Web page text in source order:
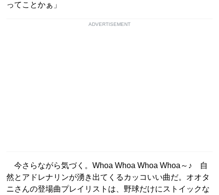
ってことかぁ」
ADVERTISEMENT
今さらながら気づく。Whoa Whoa Whoa Whoa～♪ 自
然とアドレナリンが湧き出てくるカッコいい曲だ。オオタ
ニさんの登場曲プレイリストは、野球だけにストイックな